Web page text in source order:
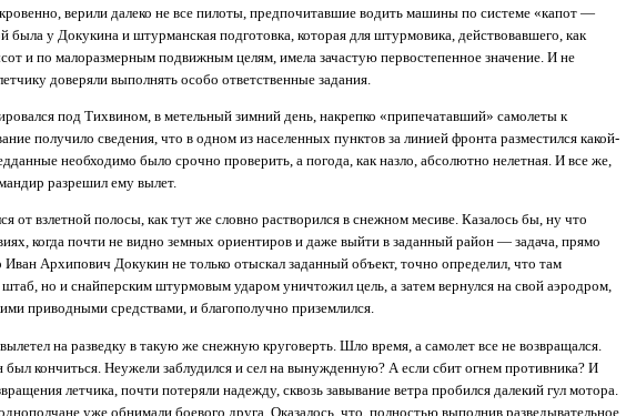
верили далеко не все пилоты, предпочитавшие водить машины по системе «капот —
была у Докукина и штурманская подготовка, которая для штурмовика, действовавшего, как
и по малоразмерным подвижным целям, имела зачастую первостепенное значение. И не
доверяли выполнять особо ответственные задания.
под Тихвином, в метельный зимний день, накрепко «припечатавший» самолеты к
получило сведения, что в одном из населенных пунктов за линией фронта разместился какой-
необходимо было срочно проверить, а погода, как назло, абсолютно нелетная. И все же,
разрешил ему вылет.
от взлетной полосы, как тут же словно растворился в снежном месиве. Казалось бы, ну что
когда почти не видно земных ориентиров и даже выйти в заданный район — задача, прямо
Архипович Докукин не только отыскал заданный объект, точно определил, что там
но и снайперским штурмовым ударом уничтожил цель, а затем вернулся на свой аэродром,
приводными средствами, и благополучно приземлился.
на разведку в такую же снежную круговерть. Шло время, а самолет все не возвращался.
кончиться. Неужели заблудился и сел на вынужденную? А если сбит огнем противника? И
летчика, почти потеряли надежду, сквозь завывание ветра пробился далекий гул мотора.
уже обнимали боевого друга. Оказалось, что, полностью выполнив разведывательное